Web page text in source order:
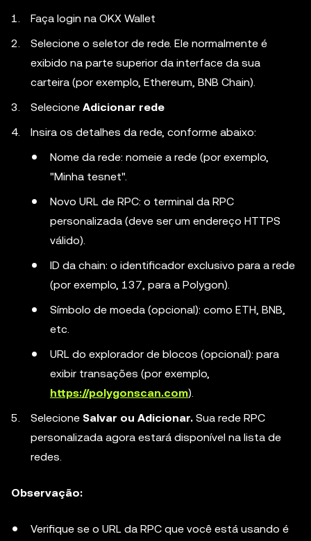
Faça login na OKX Wallet
Selecione o seletor de rede. Ele normalmente é
exibido na parte superior da interface da sua
carteira (por exemplo, Ethereum, BNB Chain).
Selecione Adicionar rede
Insira os detalhes da rede, conforme abaixo:
Nome da rede: nomeie a rede (por exemplo,
"Minha tesnet".
Novo URL de RPC: o terminal da RPC
personalizada (deve ser um endereço HTTPS
válido).
ID da chain: o identificador exclusivo para a rede
(por exemplo, 137, para a Polygon).
Símbolo de moeda (opcional): como ETH, BNB,
etc.
URL do explorador de blocos (opcional): para
exibir transações (por exemplo,
https://polygonscan.com).
Selecione Salvar ou Adicionar. Sua rede RPC
personalizada agora estará disponível na lista de
redes.
Observação:
Verifique se o URL da RPC que você está usando é